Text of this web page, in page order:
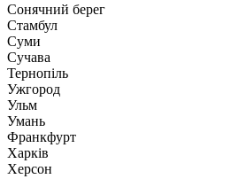
Сонячний берег
Стамбул
Суми
Сучава
Тернопіль
Ужгород
Ульм
Умань
Франкфурт
Харків
Херсон